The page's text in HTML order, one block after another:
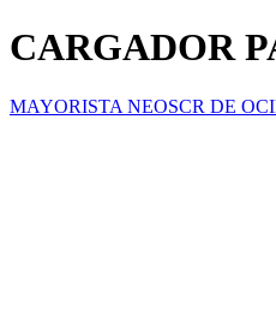
CARGADOR
MAYORISTA NEOSCR DE